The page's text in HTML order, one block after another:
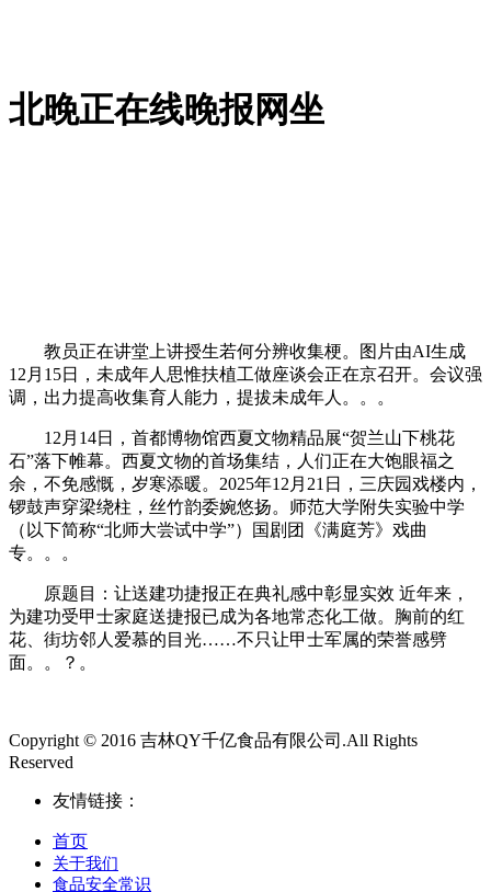
北晚正在线晚报网坐
教员正在讲堂上讲授生若何分辨收集梗。图片由AI生成
12月15日，未成年人思惟扶植工做座谈会正在京召开。会议强
调，出力提高收集育人能力，提拔未成年人。。。
12月14日，首都博物馆西夏文物精品展“贺兰山下桃花
石”落下帷幕。西夏文物的首场集结，人们正在大饱眼福之
余，不免感慨，岁寒添暖。2025年12月21日，三庆园戏楼内，
锣鼓声穿梁绕柱，丝竹韵委婉悠扬。师范大学附失实验中学
（以下简称“北师大尝试中学”）国剧团《满庭芳》戏曲
专。。。
原题目：让送建功捷报正在典礼感中彰显实效 近年来，
为建功受甲士家庭送捷报已成为各地常态化工做。胸前的红
花、街坊邻人爱慕的目光……不只让甲士军属的荣誉感劈
面。。？。
Copyright © 2016 吉林QY千亿食品有限公司.All Rights
Reserved
友情链接：
首页
关于我们
食品安全常识